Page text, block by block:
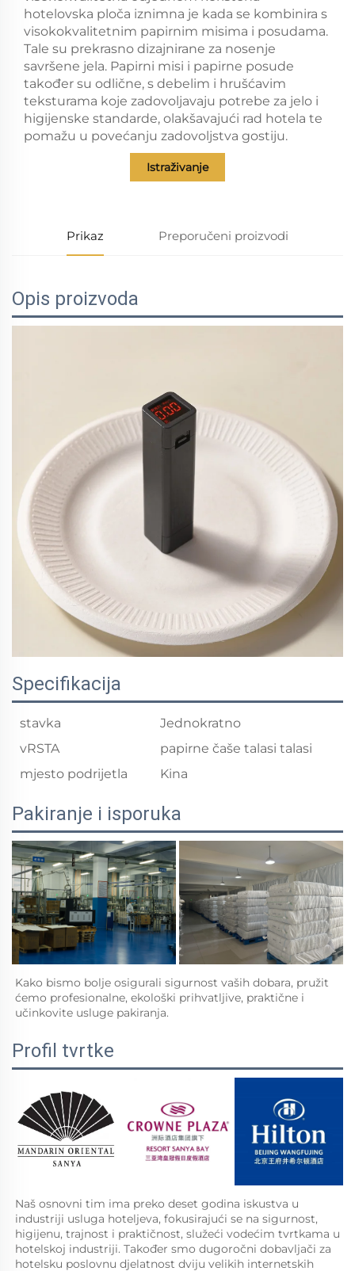
hotelovska ploča iznimna je kada se kombinira s
visokokvalitetnim papirnim misima i posudama.
Tale su prekrasno dizajnirane za nosenje
savršene jela. Papirni misi i papirne posude
također su odlične, s debelim i hrušćavim
teksturama koje zadovoljavaju potrebe za jelo i
higijenske standarde, olakšavajući rad hotela te
pomažu u povećanju zadovoljstva gostiju.
Istraživanje
Prikaz Preporučeni proizvodi
Opis proizvoda
Specifikacija
stavka
Jednokratno
vRSTA
papirne čaše talasi talasi
mjesto podrijetla
Kina
Pakiranje i isporuka
Kako bismo bolje osigurali sigurnost vaših dobara, pružit
ćemo profesionalne, ekološki prihvatljive, praktične i
učinkovite usluge pakiranja.
Profil tvrtke
Naš osnovni tim ima preko deset godina iskustva u
industriji usluga hoteljeva, fokusirajući se na sigurnost,
higijenu, trajnost i praktičnost, služeći vodećim tvrtkama u
hotelskoj industriji. Također smo dugoročni dobavljači za
hotelsku poslovnu djelatnost dviju velikih internetskih